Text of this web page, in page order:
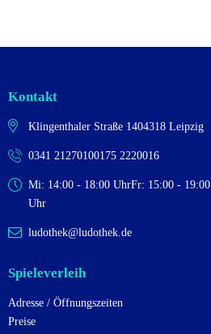
Kontakt
Klingenthaler Straße 1404318 Leipzig
0341 21270100175 2220016
Mi: 14:00 - 18:00 UhrFr: 15:00 - 19:00
Uhr
ludothek@ludothek.de
Spieleverleih
Adresse / Öffnungszeiten
Preise